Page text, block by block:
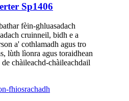
Sp1406
fèin-ghluasadach
cruinneil, bidh e a
a' cothlamadh agus tro
lùth lìonra agus toraidhean
chàileachd-chàileachdail
fhiosrachadh